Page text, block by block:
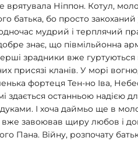
врятувала Ніппон. Котул,
батька, бо просто закоханий
мудрий і терплячий
знає, що півмільйонна
зрадники вже
присязі кланів. У морі
фортеця Тен-но Іва,
здається останньою надією
І хоча даймьо ще в
вже завоював щиру любов і
Пана. Війну, розпочату